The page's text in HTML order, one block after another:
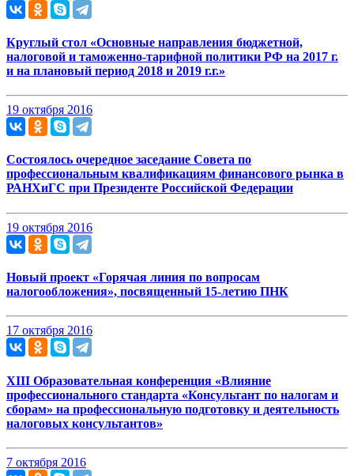
Круглый стол «Основные направления бюджетной,
налоговой и таможенно-тарифной политики РФ на 2017 г.
и на плановый период 2018 и 2019 г.г.»
19 октября 2016
Состоялось очередное заседание Совета по
профессиональным квалификациям финансового рынка в
РАНХиГС при Президенте Российской Федерации
19 октября 2016
Новый проект «Горячая линия по вопросам
налогообложения», посвященный 15-летию ПНК
17 октября 2016
XIII Образовательная конференция «Влияние
профессионального стандарта «Консультант по налогам и
сборам» на профессиональную подготовку и деятельность
налоговых консультантов»
7 октября 2016